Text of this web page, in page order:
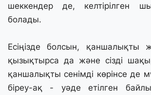
шеккендер де, келтірілген
болады.
Есіңізде болсын, қаншалықты
қызықтырса да және сізді
қаншалықты сенімді көрінсе де
біреу-ақ - уәде етілген